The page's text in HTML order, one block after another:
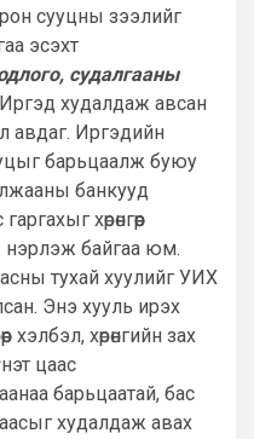
сууцны зээлийг
эсэхт
судалгааны
Иргэд худалдаж авсан
авдаг. Иргэдийн
барьцаалж буюу
банкууд
хөрөнгөөр
нэрлэж байгаа юм.
тухай хуулийг УИХ
Энэ хууль ирэх
хэлбэл, хөрөнгийн зах
цаас
барьцаатай, бас
худалдаж авах